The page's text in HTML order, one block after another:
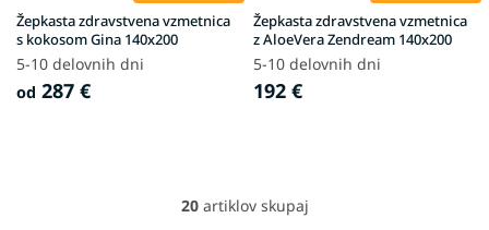
Žepkasta zdravstvena vzmetnica
s kokosom Gina 140x200
5-10 delovnih dni
od 287 €
Žepkasta zdravstvena vzmetnica
z AloeVera Zendream 140x200
5-10 delovnih dni
192 €
L
20artiklov skupaj